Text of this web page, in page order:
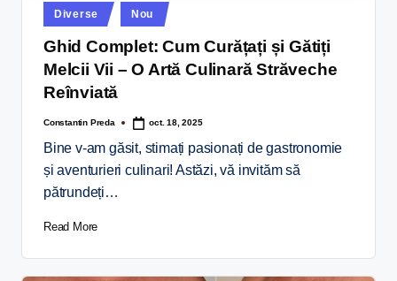
Diverse Nou
Ghid Complet: Cum Curățați și Gătiți
Melcii Vii – O Artă Culinară Străveche
Reînviată
Constantin Preda oct. 18, 2025
Bine v-am găsit, stimați pasionați de gastronomie
și aventurieri culinari! Astăzi, vă invităm să
pătrundeți…
Read More